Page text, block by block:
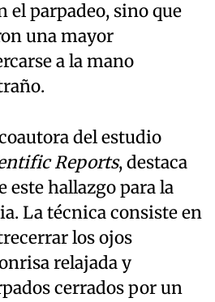
el parpadeo, sino que
una mayor
a la mano
del estudio
Reports, destaca
este hallazgo para la
La técnica consiste en
los ojos
relajada y
cerrados por un